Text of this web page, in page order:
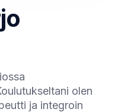
olen
ja integroin